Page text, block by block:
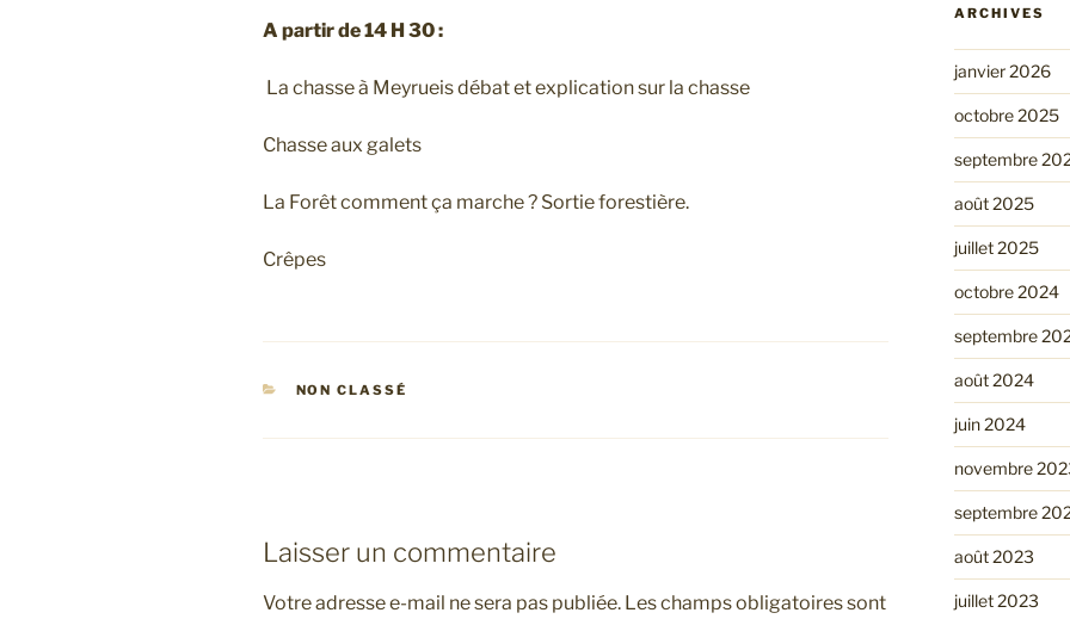
A partir de 14 H 30 :
La chasse à Meyrueis débat et explication sur la chasse
Chasse aux galets
La Forêt comment ça marche ? Sortie forestière.
Crêpes
CATÉGORIES
NON CLASSÉ
Laisser un commentaire
Votre adresse e-mail ne sera pas publiée. Les champs obligatoires sont
ARCHIVES
janvier 2026
octobre 2025
septembre
août 2025
juillet 2025
octobre 2024
septembre
août 2024
juin 2024
novembre
septembre
août 2023
juillet 2023